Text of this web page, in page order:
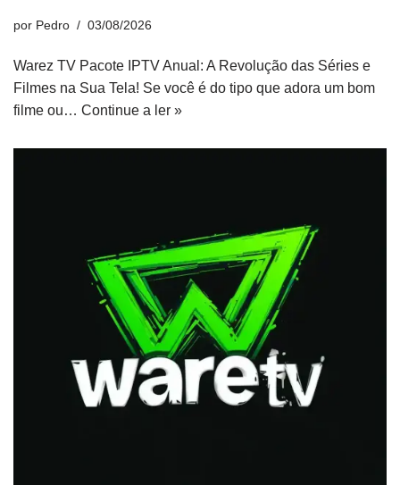
por Pedro 03/08/2026
Warez TV Pacote IPTV Anual: A Revolução das Séries e
Filmes na Sua Tela! Se você é do tipo que adora um bom
filme ou… Continue a ler »